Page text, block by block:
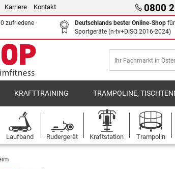
Karriere Kontakt 0800
zufriedene
Deutschlands bester Online-Shop für
Sportgeräte (n-tv+DISQ 2016-2024)
KRAFTTRAINING TRAMPOLINE,
Laufband Rudergerät Kraftstation Trampolin